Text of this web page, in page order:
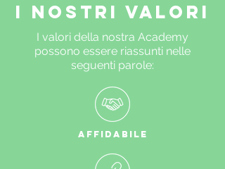
I NOSTRI VALORI
I valori della nostra Academy
possono essere riassunti nelle
seguenti parole:
AFFIDABILE